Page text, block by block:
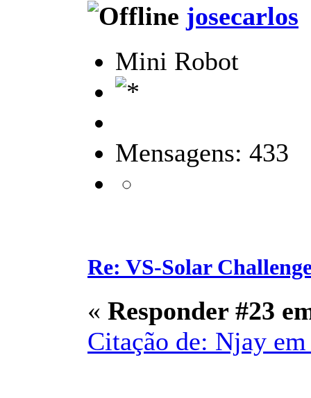
josecarlos
Mini Robot
Mensagens: 433
Re: VS-Solar
« Responder #23
Citação de: Njay